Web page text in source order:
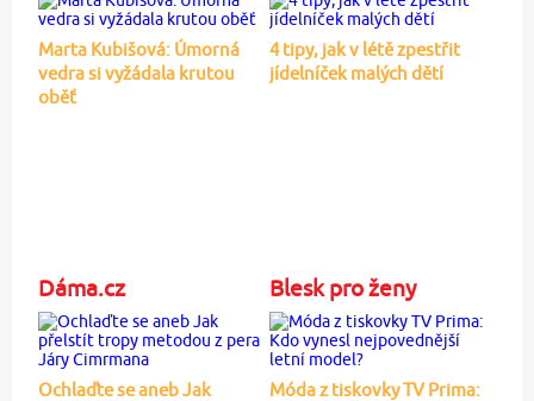
Marta Kubišová: Úmorná
vedra si vyžádala krutou
oběť
4 tipy, jak v létě zpestřit
jídelníček malých dětí
Dáma.cz
Ochlaďte se aneb Jak
Blesk pro ženy
Móda z tiskovky TV Prima: